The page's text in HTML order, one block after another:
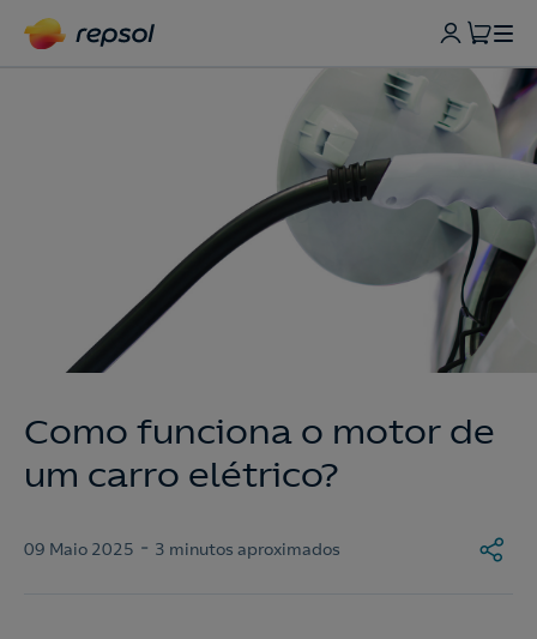
Como funciona o motor de
um carro elétrico?
09 Maio 2025 - 3 minutos aproximados